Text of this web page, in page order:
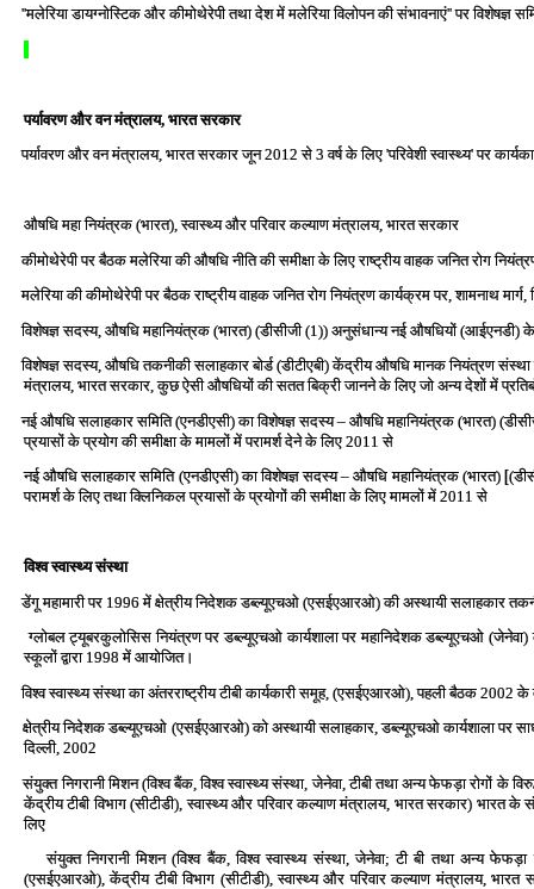
''मलेरिया डायग्‍नोस्टिक और कीमोथेरेपी तथा देश में मलेरिया विलोपन की संभावनाएं'' पर विशेषज्ञ
पर्यावरण और वन मंत्रालय, भारत सरकार
पर्यावरण और वन मंत्रालय, भारत सरकार जून 2012 से 3 वर्ष के लिए 'परिवेशी स्‍वास्‍थ्‍य' पर
औषधि महा नियंत्रक (भारत), स्‍वास्‍थ्‍य और परिवार कल्‍याण मंत्रालय, भारत सरकार
कीमोथेरेपी पर बैठक मलेरिया की औषधि नीति की समीक्षा के लिए राष्‍ट्रीय वाहक जनित रोग
मलेरिया की कीमोथेरेपी पर बैठक राष्‍ट्रीय वाहक जनित रोग नियंत्रण कार्यक्रम पर, शामनाथ
विशेषज्ञ सदस्‍य, औषधि महानियंत्रक (भारत) (डीसीजी (1)) अनुसंधान्‍य नई औषधियों (आईएनडी)
विशेषज्ञ सदस्‍य, औषधि तकनीकी सलाहकार बोर्ड (डीटीएबी) केंद्रीय औषधि मानक नियंत्रण संस्‍था
मंत्रालय, भारत सरकार, कुछ ऐसी औषधियों की सतत बिक्री जानने के लिए जो अन्‍य देशों में
नई औषधि सलाहकार समिति (एनडीएसी) का विशेषज्ञ सदस्‍य – औषधि महानियंत्रक (भारत)
प्रयासों के प्रयोग की समीक्षा के मामलों में परामर्श देने के लिए 2011 से
नई औषधि सलाहकार समिति (एनडीएसी) का विशेषज्ञ सदस्‍य – औषधि महानियंत्रक (भारत) [
परामर्श के लिए तथा क्लिनिकल प्रयासों के प्रयोगों की समीक्षा के लिए मामलों में 2011 से ‍
विश्‍व स्‍वास्‍थ्‍य संस्‍था
डेंगू महामारी पर 1996 में क्षेत्रीय निदेशक डब्‍ल्‍यूएचओ (एसईएआरओ) की अस्‍थायी सलाहकार
ग्‍लोबल ट्यूबरकुलोसिस नियंत्रण पर डब्‍ल्‍यूएचओ कार्यशाला पर महानिदेशक डब्‍ल्‍यूएचओ (जेनेवा)
स्‍कूलों द्वारा 1998 में आयोजित।
विश्‍व स्‍वास्‍थ्‍य संस्‍था का अंतरराष्‍ट्रीय टीबी कार्यकारी समूह, (एसईएआरओ), पहली बैठक 2002
क्षेत्रीय निदेशक डब्‍ल्‍यूएचओ (एसईएआरओ) को अस्‍थायी सलाहकार, डब्‍ल्‍यूएचओ कार्यशाला पर
दिल्‍ली, 2002
संयुक्‍त निगरानी मिशन (विश्‍व बैंक, विश्‍व स्‍वास्‍थ्‍य संस्‍था, जेनेवा, टीबी तथा अन्‍य फेफड़ा रोगों के
केंद्रीय टीबी विभाग (सीटीडी), स्‍वास्‍थ्‍य और परिवार कल्‍याण मंत्रालय, भारत सरकार) भारत
लिए
संयुक्‍त निगरानी मिशन (विश्‍व बैंक, विश्‍व स्‍वास्‍थ्‍य संस्‍था, जेनेवा; टी बी तथा अन्‍य फेफड़ा
(एसईएआरओ), केंद्रीय टीबी विभाग (सीटीडी), स्‍वास्‍थ्‍य और परिवार कल्‍याण मंत्रालय, भारत